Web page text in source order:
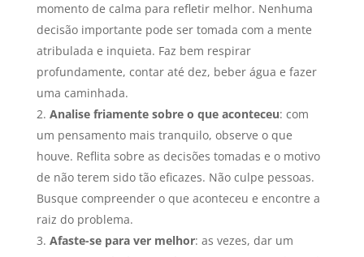
momento de calma para refletir melhor. Nenhuma
decisão importante pode ser tomada com a mente
atribulada e inquieta. Faz bem respirar
profundamente, contar até dez, beber água e fazer
uma caminhada.
Analise friamente sobre o que aconteceu: com
um pensamento mais tranquilo, observe o que
houve. Reflita sobre as decisões tomadas e o motivo
de não terem sido tão eficazes. Não culpe pessoas.
Busque compreender o que aconteceu e encontre a
raiz do problema.
Afaste-se para ver melhor: as vezes, dar um